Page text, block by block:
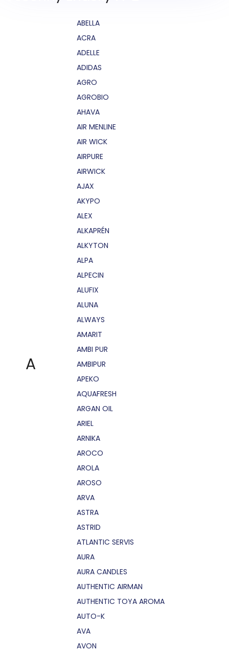
A
ABELLA
ACRA
ADELLE
ADIDAS
AGRO
AGROBIO
AHAVA
AIR MENLINE
AIR WICK
AIRPURE
AIRWICK
AJAX
AKYPO
ALEX
ALKAPRÉN
ALKYTON
ALPA
ALPECIN
ALUFIX
ALUNA
ALWAYS
AMARIT
AMBI PUR
AMBIPUR
APEKO
AQUAFRESH
ARGAN OIL
ARIEL
ARNIKA
AROCO
AROLA
AROSO
ARVA
ASTRA
ASTRID
ATLANTIC SERVIS
AURA
AURA CANDLES
AUTHENTIC AIRMAN
AUTHENTIC TOYA AROMA
AUTO-K
AVA
AVON